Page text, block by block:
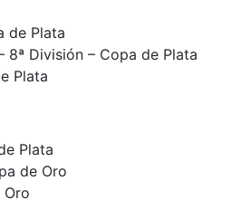
de Plata
División – Copa de Plata
Plata
Plata
de Oro
Oro